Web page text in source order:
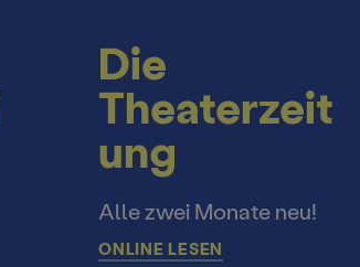
Die
Theaterzeit
ung
Alle zwei Monate neu!
ONLINE LESEN